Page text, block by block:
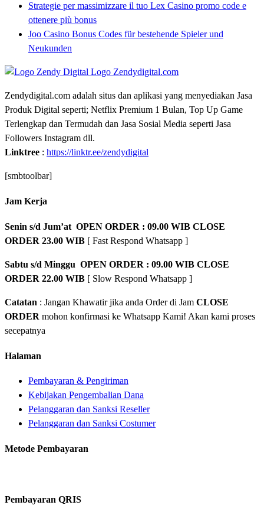
Strategie per massimizzare il tuo Lex Casino promo code e
ottenere più bonus
Joo Casino Bonus Codes für bestehende Spieler und
Neukunden
Zendydigital.com adalah situs dan aplikasi yang menyediakan Jasa
Produk Digital seperti; Netflix Premium 1 Bulan, Top Up Game
Terlengkap dan Termudah dan Jasa Sosial Media seperti Jasa
Followers Instagram dll.
Linktree : https://linktr.ee/zendydigital
[smbtoolbar]
Jam Kerja
Senin s/d Jum’at OPEN ORDER : 09.00 WIB CLOSE
ORDER 23.00 WIB [ Fast Respond Whatsapp ]
Sabtu s/d Minggu OPEN ORDER : 09.00 WIB CLOSE
ORDER 22.00 WIB [ Slow Respond Whatsapp ]
Catatan : Jangan Khawatir jika anda Order di Jam CLOSE
ORDER mohon konfirmasi ke Whatsapp Kami! Akan kami proses
secepatnya
Halaman
Pembayaran & Pengiriman
Kebijakan Pengembalian Dana
Pelanggaran dan Sanksi Reseller
Pelanggaran dan Sanksi Costumer
Metode Pembayaran
Pembayaran QRIS